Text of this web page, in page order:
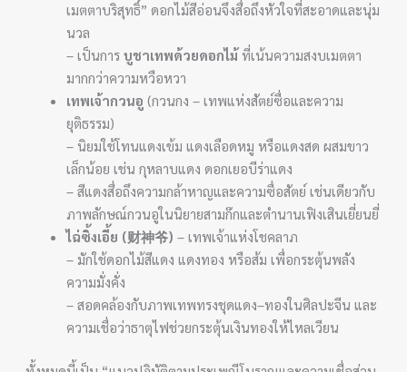
เมตตาบริสุทธิ์” ดอกไม้สีอ่อนจึงสื่อถึงหัวใจที่สะอาดและนุ่ม
นวล
– เป็นการบูชาเทพด้วยดอกไม้ที่เน้นความสงบเมตตา
มากกว่าความหวือหวา
เทพเจ้ากวนอู (กวนกง – เทพแห่งสัตย์ซื่อและความ
ยุติธรรม)
– นิยมใช้โทนแดงเข้ม แดงเลือดหมู หรือแดงสด ผสมขาว
เล็กน้อย เช่น กุหลาบแดง ดอกเยอบีร่าแดง
– สีแดงสื่อถึงความกล้าหาญและความซื่อสัตย์ เช่นเดียวกับ
ภาพลักษณ์กวนอูในนิยายสามก๊กและตำนานเฟิงเสินเยี่ยนยี่
ไฉ่ซิ้งเอี้ย (财神爷) – เทพเจ้าแห่งโชคลาภ
– มักใช้ดอกไม้สีแดง แดงทอง หรือส้ม เพื่อกระตุ้นพลัง
ความมั่งคั่ง
– สอดคล้องกับภาพเทพทรงชุดแดง–ทองในศิลปะจีน และ
ความเชื่อว่าธาตุไฟช่วยกระตุ้นเงินทองให้ไหลเวียน